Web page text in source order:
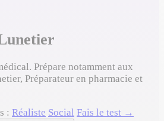
Prépare notamment aux
Préparateur en pharmacie et
: Réaliste Social Fais le test →